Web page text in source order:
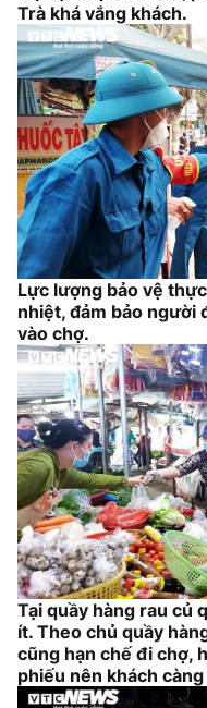
Trà khá vắng khách.
Lực lượng bảo vệ
nhiệt, đảm bảo người
vào chợ.
Tại quầy hàng rau củ
ít. Theo chủ quầy
cũng hạn chế đi chợ,
phiếu nên khách